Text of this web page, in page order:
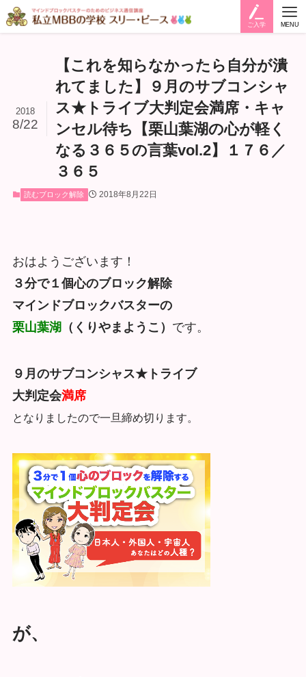
ご入学 MENU
【これを知らなかったら自分が潰
れてました】９月のサブコンシャ
ス★トライブ大判定会満席・キャ
ンセル待ち【栗山葉湖の心が軽く
なる３６５の言葉vol.2】１７６／
３６５
2018
8/22
読むブロック解除 2018年8月22日
おはようございます！
３分で１個心のブロック解除
マインドブロックバスターの
栗山葉湖 （くりやまようこ） です。
９月のサブコンシャス★トライブ
大判定会満席
となりましたので一旦締め切ります。
が、